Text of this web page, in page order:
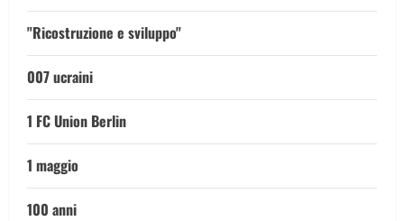
"Ricostruzione e sviluppo"
007 ucraini
1 FC Union Berlin
1 maggio
100 anni